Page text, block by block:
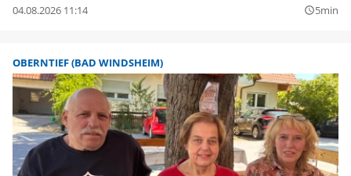
04.08.2026 11:14 query_builder5min
OBERNTIEF (BAD WINDSHEIM)